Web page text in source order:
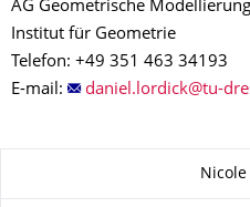
AG Geometrische
Institut für Geometrie
Telefon: +49 351 463 34193
E-mail: